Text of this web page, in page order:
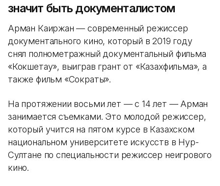
значит быть документалистом
Арман Каиржан — современный режиссер
документального кино, который в 2019 году
снял полнометражный документальный фильма
«Кокшетау», выиграв грант от «Казахфильма», а
также фильм «Сократы».
На протяжении восьми лет — с 14 лет — Арман
занимается съемками. Это молодой режиссер,
который учится на пятом курсе в Казахском
национальном университете искусств в Нур-
Султане по специальности режиссер неигрового
кино.